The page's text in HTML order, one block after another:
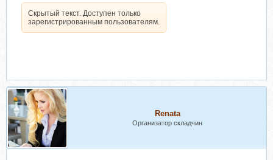
Скрытый текст. Доступен только
зарегистрированным пользователям.
Renata
Организатор складчин